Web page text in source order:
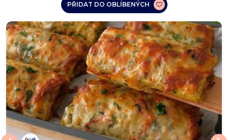
PŘIDAT DO OBLÍBENÝCH